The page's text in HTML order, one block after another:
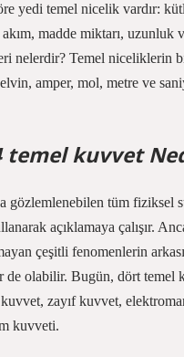
yedi temel nicelik vardır:
madde miktarı, uzunluk
nelerdir? Temel niceliklerin
amper, mol, metre ve
temel kuvvet
gözlemlenebilen tüm fiziksel
açıklamaya çalışır.
çeşitli fenomenlerin
de olabilir. Bugün, dört temel
zayıf kuvvet,
kuvveti.